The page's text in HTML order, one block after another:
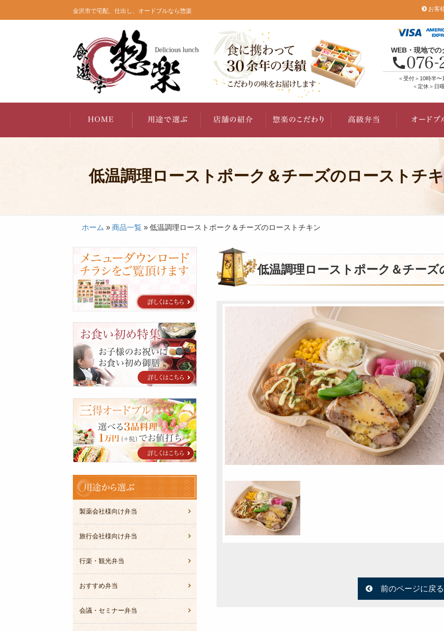
ッ
金沢市で宅配、仕出し、オードブルなら惣楽 お客
WEB・現地での
＜受付＞10時半
＜定休＞日
低温調理ローストポーク＆チーズのローストチ
ホーム » 商品一覧 » 低温調理ローストポーク＆チーズのローストチキン
低温調理ローストポーク＆チー
前のページに戻る
カ
ロ
グ
い
初
め
特
集
得
オ
ー
ド
ブ
ル
用
途
か
ら
ぶ
製薬会社様向け弁当
旅行会社様向け弁当
行楽・観光弁当
おすすめ弁当
会議・セミナー弁当